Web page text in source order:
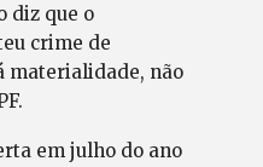
diz que o
crime de
materialidade, não
em julho do ano